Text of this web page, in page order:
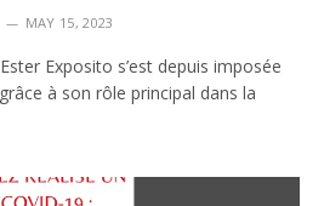
MAY 15, 2023
Exposito s’est depuis imposée
à son rôle principal dans la